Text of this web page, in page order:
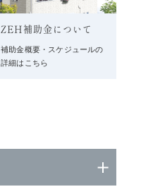
ZEH補助金について
補助金概要・スケジュールの
詳細はこちら